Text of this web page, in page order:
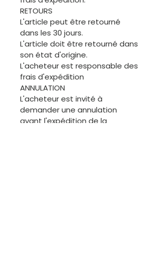
RETOURS
L'article peut être retourné
dans les 30 jours.
L'article doit être retourné dans
son état d'origine.
L'acheteur est responsable des
frais d'expédition
ANNULATION
L'acheteur est invité à
demander une annulation
avant l'expédition de la